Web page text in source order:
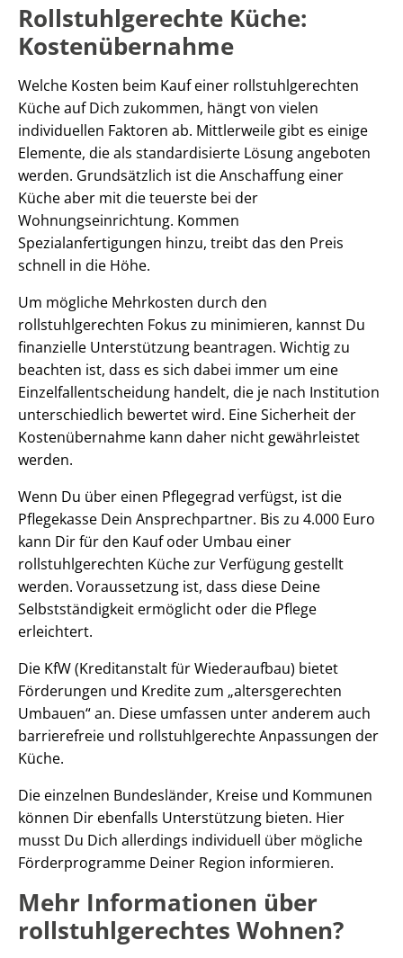
Rollstuhlgerechte Küche:
Kostenübernahme
Welche Kosten beim Kauf einer rollstuhlgerechten
Küche auf Dich zukommen, hängt von vielen
individuellen Faktoren ab. Mittlerweile gibt es einige
Elemente, die als standardisierte Lösung angeboten
werden. Grundsätzlich ist die Anschaffung einer
Küche aber mit die teuerste bei der
Wohnungseinrichtung. Kommen
Spezialanfertigungen hinzu, treibt das den Preis
schnell in die Höhe.
Um mögliche Mehrkosten durch den
rollstuhlgerechten Fokus zu minimieren, kannst Du
finanzielle Unterstützung beantragen. Wichtig zu
beachten ist, dass es sich dabei immer um eine
Einzelfallentscheidung handelt, die je nach Institution
unterschiedlich bewertet wird. Eine Sicherheit der
Kostenübernahme kann daher nicht gewährleistet
werden.
Wenn Du über einen Pflegegrad verfügst, ist die
Pflegekasse Dein Ansprechpartner. Bis zu 4.000 Euro
kann Dir für den Kauf oder Umbau einer
rollstuhlgerechten Küche zur Verfügung gestellt
werden. Voraussetzung ist, dass diese Deine
Selbstständigkeit ermöglicht oder die Pflege
erleichtert.
Die KfW (Kreditanstalt für Wiederaufbau) bietet
Förderungen und Kredite zum „altersgerechten
Umbauen“ an. Diese umfassen unter anderem auch
barrierefreie und rollstuhlgerechte Anpassungen der
Küche.
Die einzelnen Bundesländer, Kreise und Kommunen
können Dir ebenfalls Unterstützung bieten. Hier
musst Du Dich allerdings individuell über mögliche
Förderprogramme Deiner Region informieren.
Mehr Informationen über
rollstuhlgerechtes Wohnen?